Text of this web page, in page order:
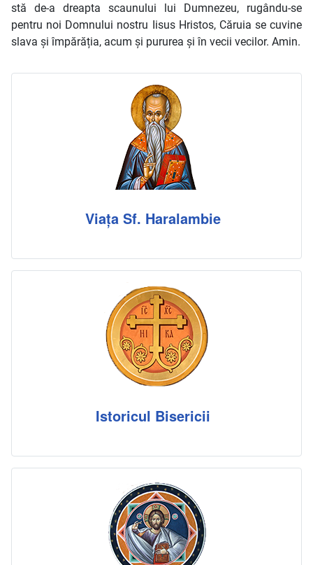
Viața Sf. Haralambie
Istoricul Bisericii
stă de-a dreapta scaunului lui Dumnezeu, rugându-se
pentru noi Domnului nostru Iisus Hristos, Căruia se cuvine
slava și împărăția, acum și pururea și în vecii vecilor. Amin.